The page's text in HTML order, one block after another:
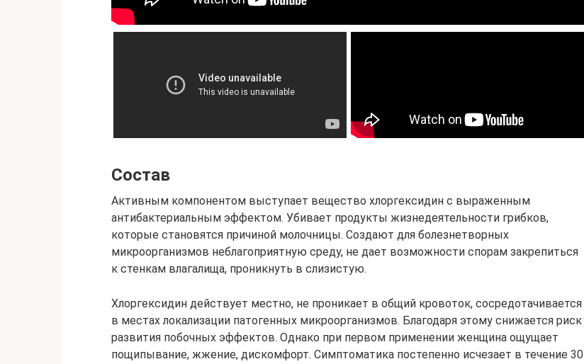
Состав
Активным компонентом выступает вещество хлоргексидин с выраженным
антибактериальным эффектом. Убивает продукты жизнедеятельности грибков,
которые становятся причиной молочницы. Создают для болезнетворных
микроорганизмов неблагоприятную среду, не дает возможности спорам закрепиться
к стенкам влагалища, проникнуть в слизистую.
Хлоргексидин действует местно, не проникает в общий кровоток, сосредотачивается
в местах локализации патогенных микроорганизмов. Благодаря этому снижается риск
развития побочных эффектов. Однако при первом применении женщина ощущает
пощипывание, жжение, дискомфорт. Симптоматика постепенно исчезает в течение 30